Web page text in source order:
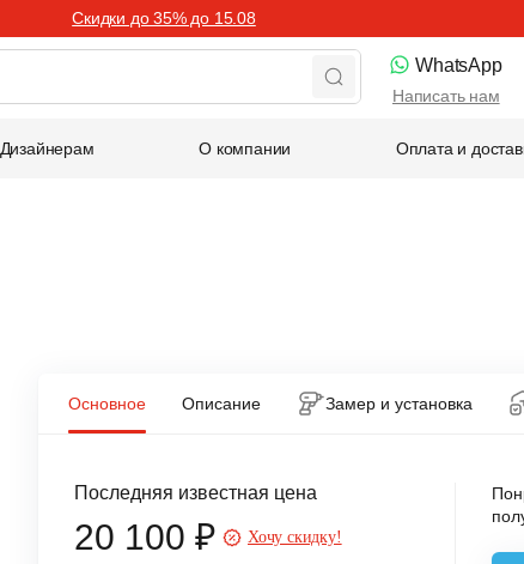
Скидки до 35% до 15.08
WhatsApp
Написать нам
Дизайнерам О компании Оплата и
Основное Описание Замер и установка
Последняя известная цена
20 100 ₽ Хочу скидку!